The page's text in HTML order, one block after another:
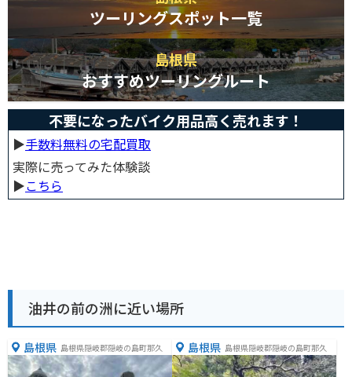
ツーリングスポット一覧
島根県
おすすめツーリングルート
不要になったバイク用品高く売れます！
▶︎手数料無料の宅配買取
実際に売ってみた体験談
▶︎こちら
油井の前の洲に近い場所
島根県 島根県隠岐郡隠岐の島町那久 島根県 島根県隠岐郡隠岐の島町那久